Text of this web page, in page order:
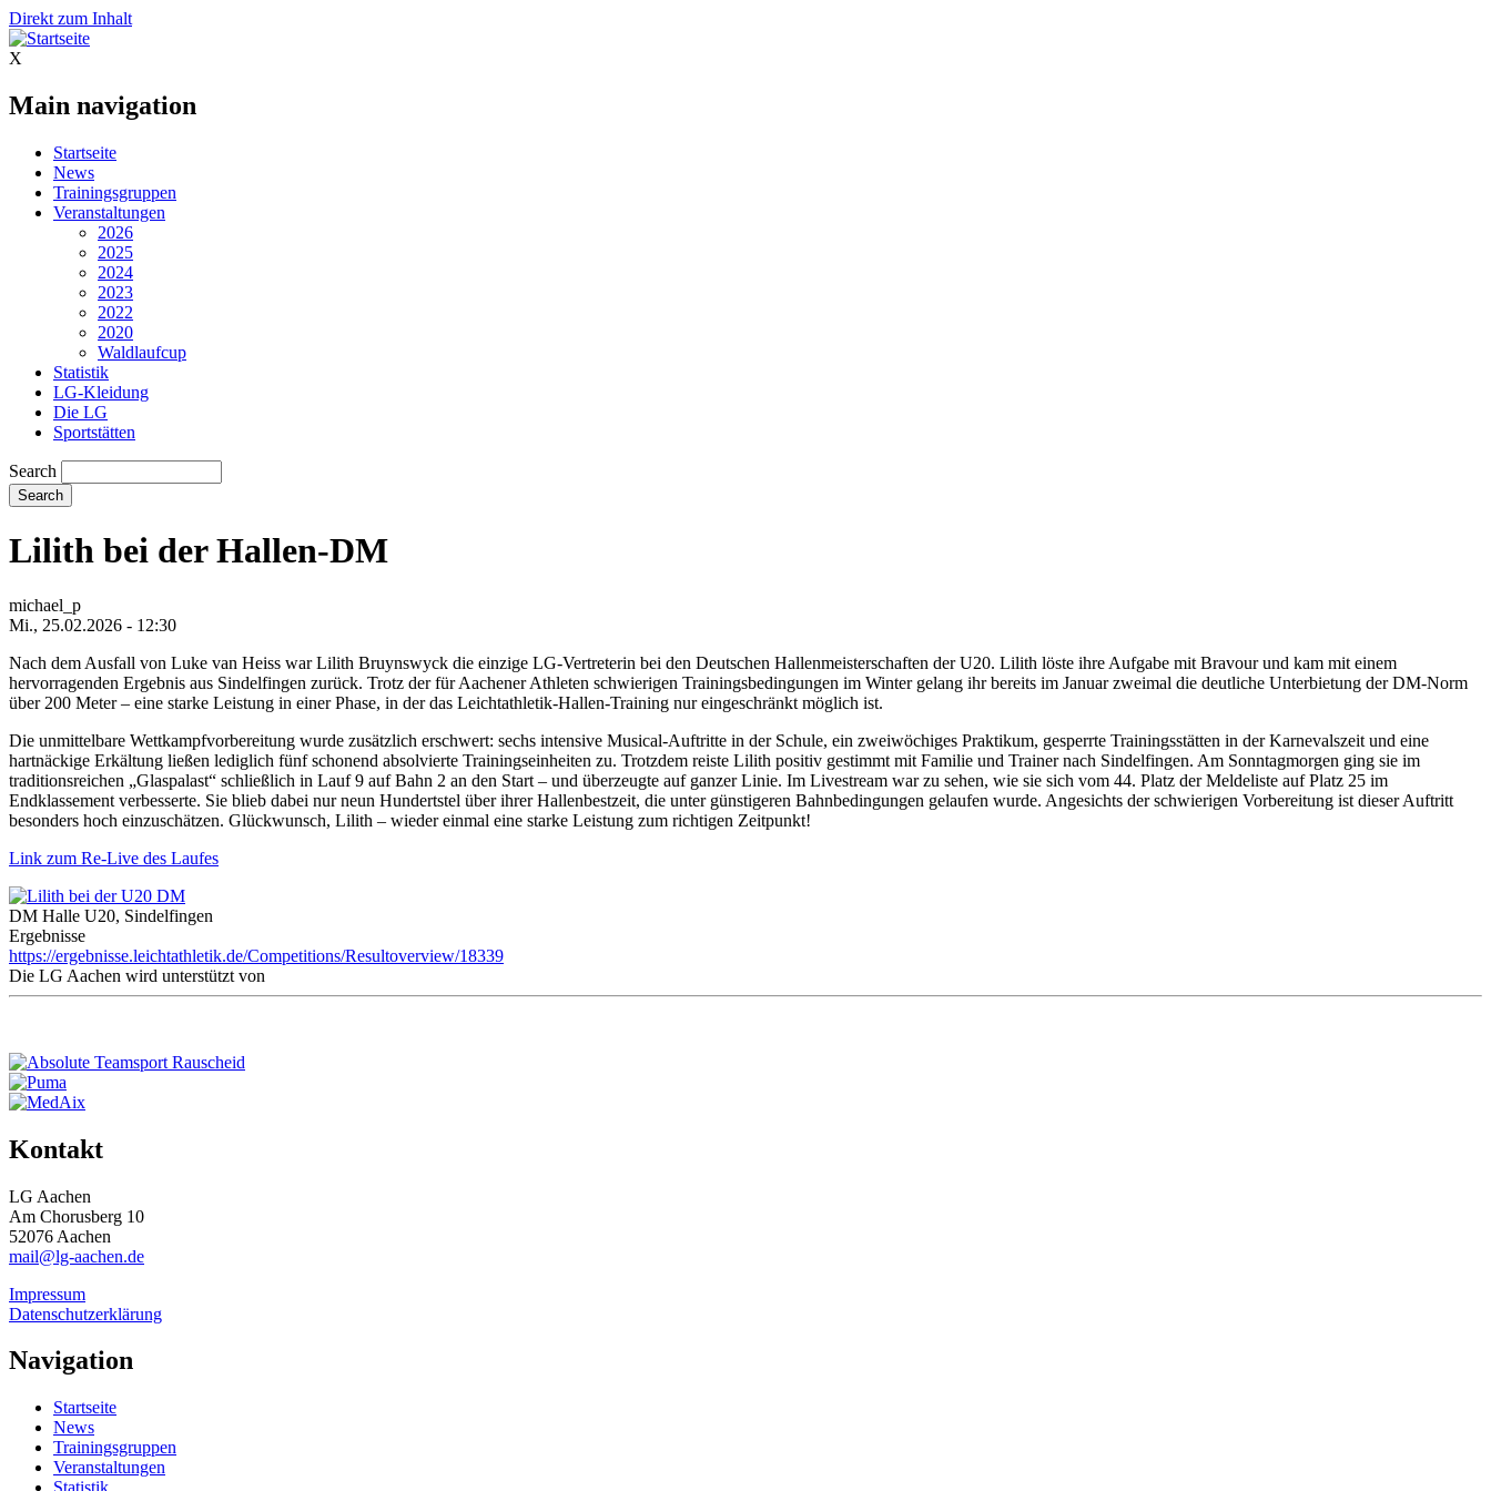
Direkt zum Inhalt
X
Main navigation
Startseite
News
Trainingsgruppen
Veranstaltungen
2026
2025
2024
2023
2022
2020
Waldlaufcup
Statistik
LG-Kleidung
Die LG
Sportstätten
Search
Lilith bei der Hallen-DM
michael_p
Mi., 25.02.2026 - 12:30
Nach dem Ausfall von Luke van Heiss war Lilith Bruynswyck die einzige LG-Vertreterin bei den Deutschen Hallenmeisterschaften der U20. Lilith löste ihre Aufgabe mit Bravour und kam mit einem
hervorragenden Ergebnis aus Sindelfingen zurück. Trotz der für Aachener Athleten schwierigen Trainingsbedingungen im Winter gelang ihr bereits im Januar zweimal die deutliche Unterbietung der DM‑Norm
über 200 Meter – eine starke Leistung in einer Phase, in der das Leichtathletik-Hallen-Training nur eingeschränkt möglich ist.
Die unmittelbare Wettkampfvorbereitung wurde zusätzlich erschwert: sechs intensive Musical‑Auftritte in der Schule, ein zweiwöchiges Praktikum, gesperrte Trainingsstätten in der Karnevalszeit und eine
hartnäckige Erkältung ließen lediglich fünf schonend absolvierte Trainingseinheiten zu. Trotzdem reiste Lilith positiv gestimmt mit Familie und Trainer nach Sindelfingen. Am Sonntagmorgen ging sie im
traditionsreichen „Glaspalast“ schließlich in Lauf 9 auf Bahn 2 an den Start – und überzeugte auf ganzer Linie. Im Livestream war zu sehen, wie sie sich vom 44. Platz der Meldeliste auf Platz 25 im
Endklassement verbesserte. Sie blieb dabei nur neun Hundertstel über ihrer Hallenbestzeit, die unter günstigeren Bahnbedingungen gelaufen wurde. Angesichts der schwierigen Vorbereitung ist dieser Auftritt
besonders hoch einzuschätzen. Glückwunsch, Lilith – wieder einmal eine starke Leistung zum richtigen Zeitpunkt!
Link zum Re-Live des Laufes
DM Halle U20, Sindelfingen
Ergebnisse
https://ergebnisse.leichtathletik.de/Competitions/Resultoverview/18339
Die LG Aachen wird unterstützt von
Kontakt
LG Aachen
Am Chorusberg 10
52076 Aachen
mail@lg-aachen.de
Impressum
Datenschutzerklärung
Navigation
Startseite
News
Trainingsgruppen
Veranstaltungen